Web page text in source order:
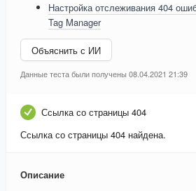
Настройка отслеживания 404
Tag Manager
Объяснить с ИИ
Данные теста были получены 08.04.2021 21:39
Ссылка со страницы 404
Ссылка со страницы 404 найдена.
Описание